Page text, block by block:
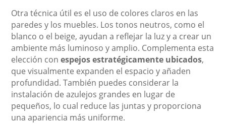
Otra técnica útil es el uso de colores claros en las
paredes y los muebles. Los tonos neutros, como el
blanco o el beige, ayudan a reflejar la luz y a crear un
ambiente más luminoso y amplio. Complementa esta
elección conespejos estratégicamente ubicados,
que visualmente expanden el espacio y añaden
profundidad. También puedes considerar la
instalación de azulejos grandes en lugar de
pequeños, lo cual reduce las juntas y proporciona
una apariencia más uniforme.